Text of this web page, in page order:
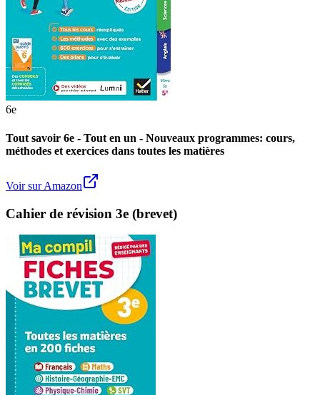
6e
Tout savoir 6e - Tout en un - Nouveaux programmes: cours,
méthodes et exercices dans toutes les matières
Voir sur Amazon
Cahier de révision 3e (brevet)